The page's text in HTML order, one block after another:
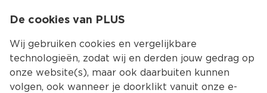
Kies jouw
De cookies van PLUS
Wij gebruiken cookies en vergelijkbare
technologieën, zodat wij en derden jouw gedrag op
onze website(s), maar ook daarbuiten kunnen
volgen, ook wanneer je doorklikt vanuit onze e-